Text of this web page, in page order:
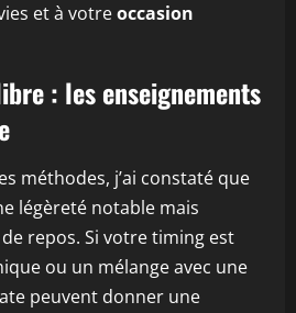
et à votreoccasion
: les enseignements
méthodes, j’ai constaté que
légèreté notable mais
repos. Si votre timing est
ou un mélange avec une
peuvent donner une